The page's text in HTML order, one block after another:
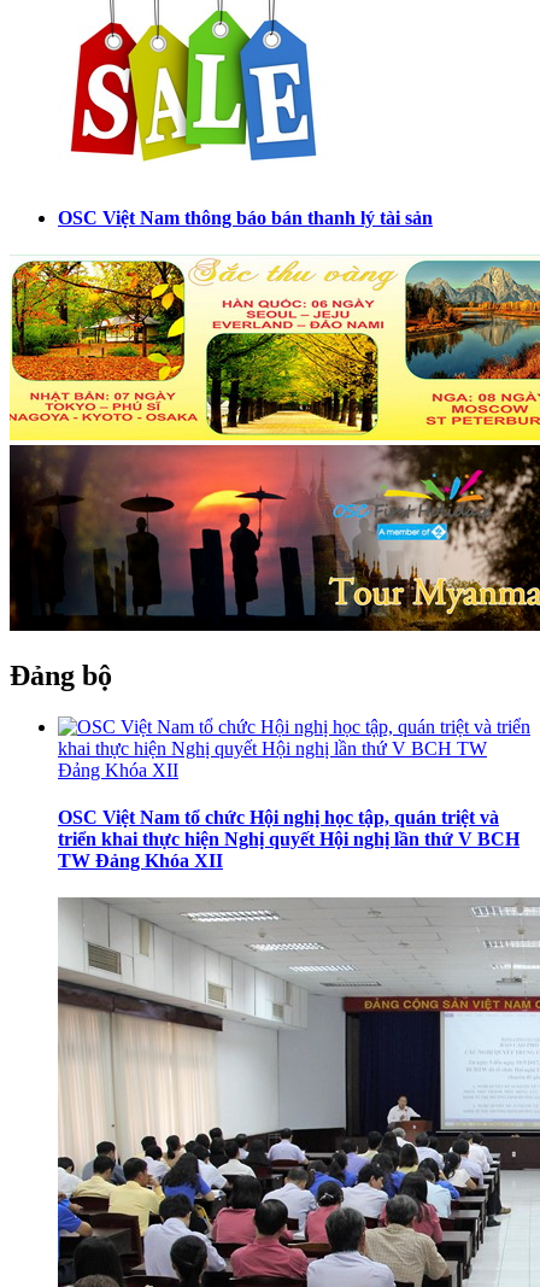
OSC Việt Nam thông báo bán thanh lý tài sản
Đảng bộ
OSC Việt Nam tổ chức Hội nghị học tập, quán triệt và
triển khai thực hiện Nghị quyết Hội nghị lần thứ V BCH
TW Đảng Khóa XII